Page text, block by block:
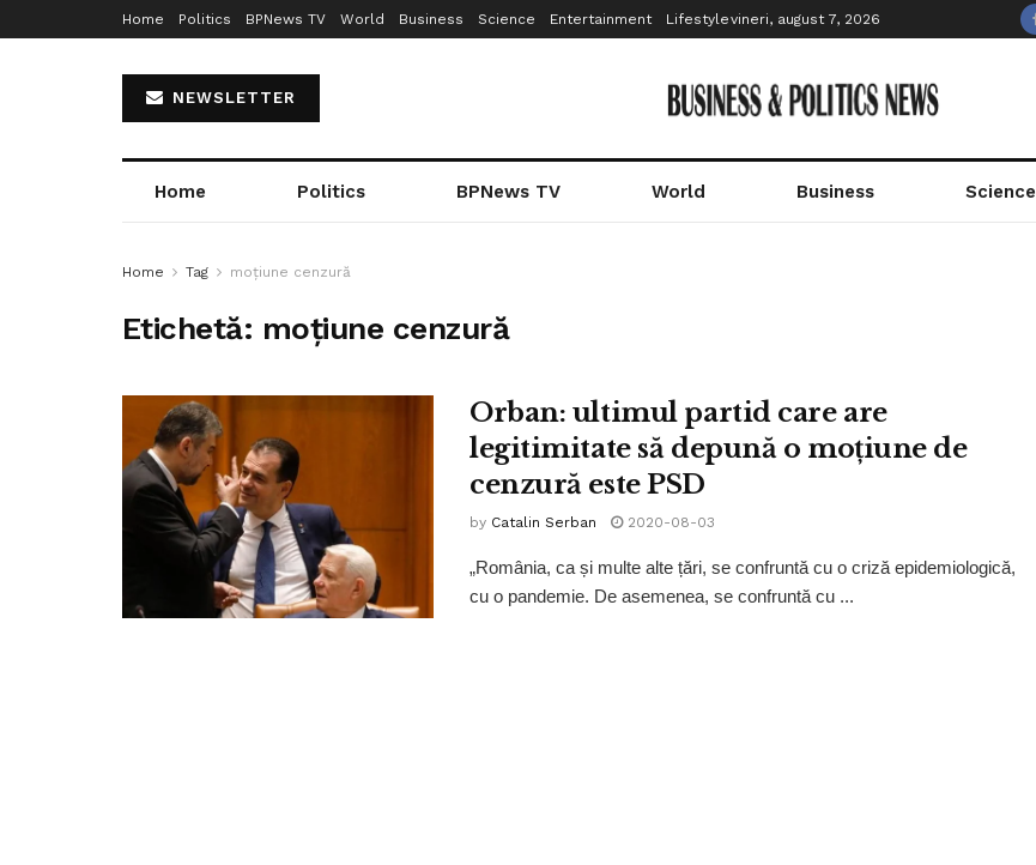
Home Politics BPNews TV World Business Science Entertainment Lifestylevineri, august 7, 2026
NEWSLETTER
Home Politics BPNews TV World Business Science
Home Tag moțiune cenzură
Etichetă: moțiune cenzură
Orban: ultimul partid care are
legitimitate să depună o moțiune de
cenzură este PSD
by Catalin Serban 2020-08-03
„România, ca și multe alte țări, se confruntă cu o criză epidemiologică,
cu o pandemie. De asemenea, se confruntă cu ...